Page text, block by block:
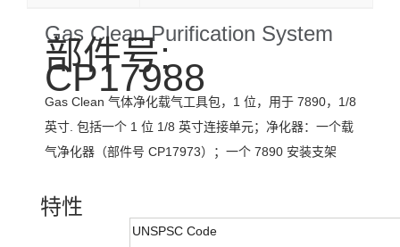
Gas Clean Purification System
部件号:
CP17988
Gas Clean 气体净化载气工具包，1 位，用于 7890，1/8
英寸. 包括一个 1 位 1/8 英寸连接单元；净化器：一个载
气净化器（部件号 CP17973）；一个 7890 安装支架
特性
UNSPSC Code